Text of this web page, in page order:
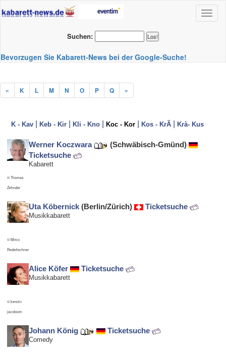
Suchen:
Bevorzugen Sie Kabarett-News bei der Google-Suche!
« K L M N O P Q »
K - Kav | Keb - Kir | Kli - Kno | Koc - Kor | Kos - KrÃ | Krà- Kus
© Thomas
Zehnder
Werner Koczwara
(Schwäbisch-Gmünd)
Ticketsuche
Kabarett
© Mirco
Rederlechner
Uta Köbernick (Berlin/Zürich) Ticketsuche
Musikkabarett
© kerstin
jacobsen
Alice Köfer Ticketsuche
Musikkabarett
Johann König Ticketsuche
Comedy